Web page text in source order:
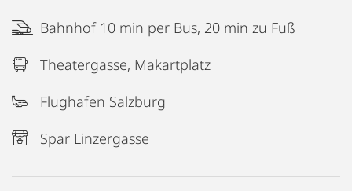
Bahnhof 10 min per Bus, 20 min zu Fuß
Theatergasse, Makartplatz
Flughafen Salzburg
Spar Linzergasse